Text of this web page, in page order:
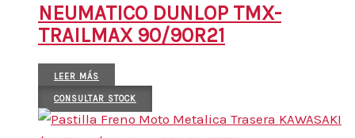
NEUMATICO DUNLOP TMX-
TRAILMAX 90/90R21
LEER MÁS
CONSULTAR STOCK